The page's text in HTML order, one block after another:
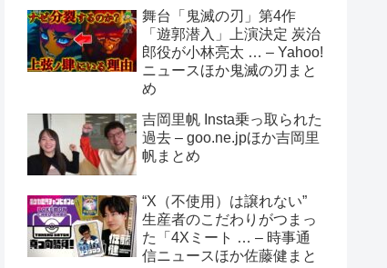
舞台「鬼滅の刃」第4作
「遊郭潜入」上演決定 炭治
郎役が小林亮太 … – Yahoo!
ニュースほか鬼滅の刃まと
め
吉岡里帆 Insta乗っ取られた
過去 – goo.ne.jpほか吉岡里
帆まとめ
“X（不使用）は譲れない”
生産者のこだわりがつまっ
た「4Xミート … – 時事通
信ニュースほか佐藤健まと